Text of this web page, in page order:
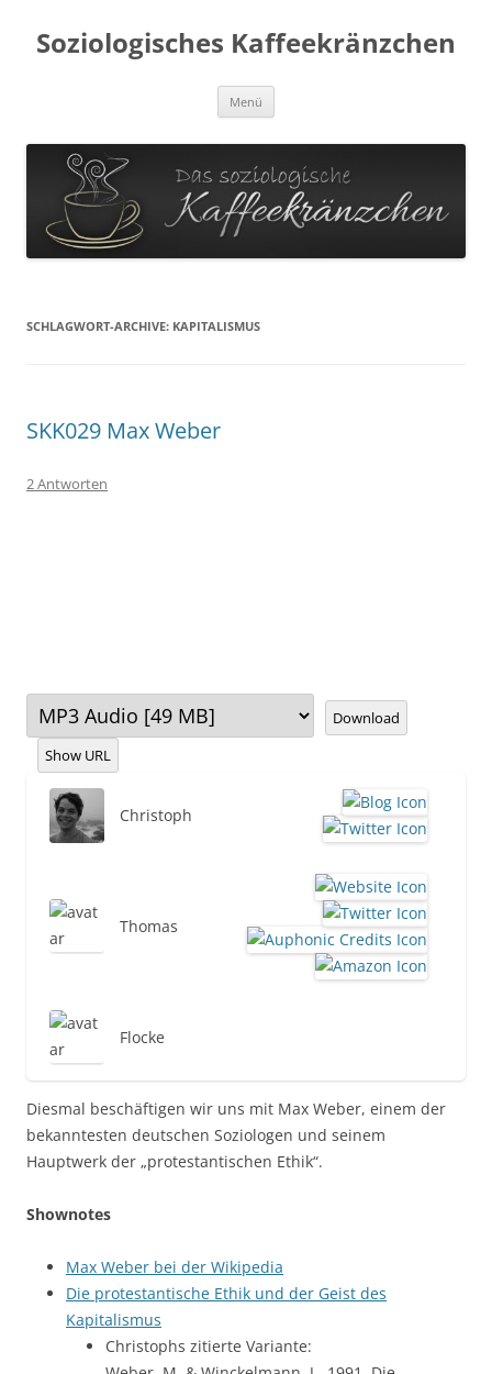
Soziologisches Kaffeekränzchen
Menü
SCHLAGWORT-ARCHIVE: KAPITALISMUS
SKK029 Max Weber
2 Antworten
Download
Show URL
Christoph
Thomas
Flocke
Diesmal beschäftigen wir uns mit Max Weber, einem der
bekanntesten deutschen Soziologen und seinem
Hauptwerk der „protestantischen Ethik“.
Shownotes
Max Weber bei der Wikipedia
Die protestantische Ethik und der Geist des
Kapitalismus
Christophs zitierte Variante: